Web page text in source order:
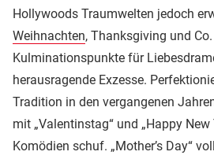
Hollywoods Traumwelten jedoch
Weihnachten, Thanksgiving und
Kulminationspunkte für
herausragende Exzesse.
Tradition in den vergangenen
mit „Valentinstag“ und „Happy
Komödien schuf. „Mother’s Day“